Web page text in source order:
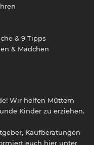
& 9 Tipps
& Mädchen
Wir helfen Müttern
Kinder zu erziehen.
Kaufberatungen
euch hier unter